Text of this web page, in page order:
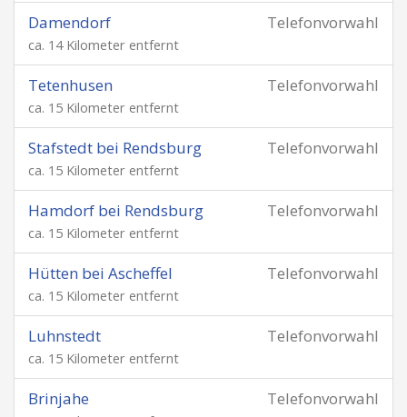
Telefonvorwahl
Damendorf
ca. 14 Kilometer entfernt
Telefonvorwahl
Tetenhusen
ca. 15 Kilometer entfernt
Telefonvorwahl
Stafstedt bei Rendsburg
ca. 15 Kilometer entfernt
Telefonvorwahl
Hamdorf bei Rendsburg
ca. 15 Kilometer entfernt
Telefonvorwahl
Hütten bei Ascheffel
ca. 15 Kilometer entfernt
Telefonvorwahl
Luhnstedt
ca. 15 Kilometer entfernt
Telefonvorwahl
Brinjahe